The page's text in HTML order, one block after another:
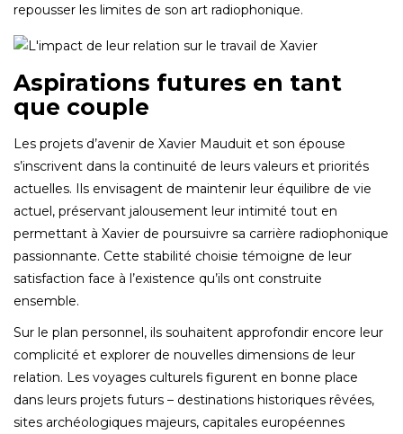
repousser les limites de son art radiophonique.
Aspirations futures en tant
que couple
Les projets d’avenir de Xavier Mauduit et son épouse
s’inscrivent dans la continuité de leurs valeurs et priorités
actuelles. Ils envisagent de maintenir leur équilibre de vie
actuel, préservant jalousement leur intimité tout en
permettant à Xavier de poursuivre sa carrière radiophonique
passionnante. Cette stabilité choisie témoigne de leur
satisfaction face à l’existence qu’ils ont construite
ensemble.
Sur le plan personnel, ils souhaitent approfondir encore leur
complicité et explorer de nouvelles dimensions de leur
relation. Les voyages culturels figurent en bonne place
dans leurs projets futurs – destinations historiques rêvées,
sites archéologiques majeurs, capitales européennes